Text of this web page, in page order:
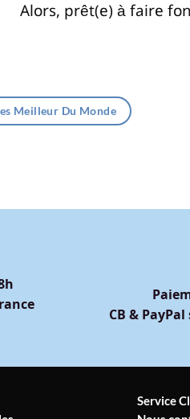
Alors, prêt(e) à faire
Meilleur Du Monde
CB &
Service